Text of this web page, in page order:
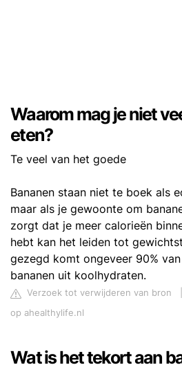
Waarom mag je niet
eten?
Te veel van het goede
Bananen staan niet te boek als
maar als je gewoonte om
zorgt dat je meer calorieën
hebt kan het leiden tot
gezegd komt ongeveer 90%
bananen uit koolhydraten.
Verzoek tot verwijderen van bron
op ahealthylife.nl
Wat is het tekort aan